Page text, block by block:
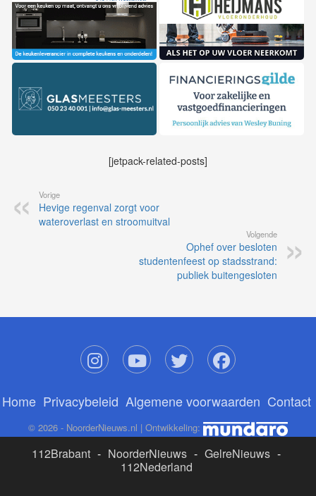
[jetpack-related-posts]
Vorige
Hevige regenval zorgt voor
wateroverlast en stroomuitval
Volgende
Ophef over besloten
studentenfeest op stadsstrand:
publiek buitengesloten
Home Privacybeleid Algemene voorwaarden Contact
© 2026 - NoorderNieuws.nl | Ontwikkeling:
112Brabant - NoorderNieuws - GelreNieuws -
112Nederland